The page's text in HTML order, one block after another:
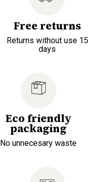
Free returns
Returns without use 15
days
Eco friendly
packaging
No unnecesary waste